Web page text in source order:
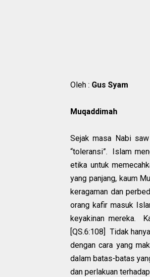
Oleh : Gus Syam
Muqaddimah
Sejak masa Nabi
“toleransi”. Islam
etika untuk
yang panjang, kaum
keragaman dan
orang kafir masuk
keyakinan mereka.
[QS.6:108] Tidak
dengan cara yang
dalam batas-batas
dan perlakuan